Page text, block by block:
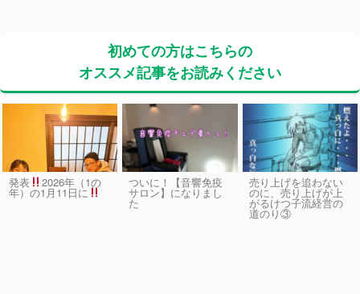
初めての方はこちらの
オススメ記事をお読みください
発表 2026年（1の
年）の1月11日に
ついに！【音響免疫
サロン】になりまし
た
売り上げを追わない
のに、売り上げが上
がるけつ子流経営の
道のり③